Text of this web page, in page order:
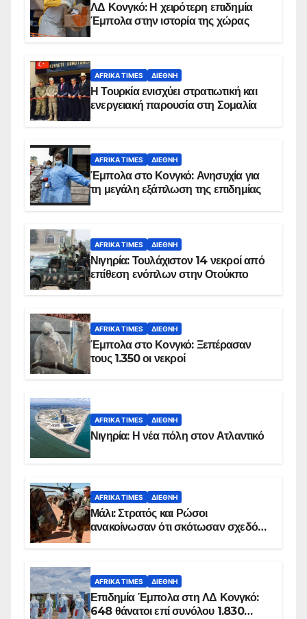
ΛΔ Κονγκό: Η χειρότερη επιδημία
Έμπολα στην ιστορία της χώρας
AFRIKA TIMES ΔΙΕΘΝΉ
Η Τουρκία ενισχύει στρατιωτική και
ενεργειακή παρουσία στη Σομαλία
AFRIKA TIMES ΔΙΕΘΝΉ
Έμπολα στο Κονγκό: Ανησυχία για
τη μεγάλη εξάπλωση της επιδημίας
AFRIKA TIMES ΔΙΕΘΝΉ
Νιγηρία: Τουλάχιστον 14 νεκροί από
επίθεση ενόπλων στην Οτούκπο
AFRIKA TIMES ΔΙΕΘΝΉ
Έμπολα στο Κονγκό: Ξεπέρασαν
τους 1.350 οι νεκροί
AFRIKA TIMES ΔΙΕΘΝΉ
Νιγηρία: Η νέα πόλη στον Ατλαντικό
AFRIKA TIMES ΔΙΕΘΝΉ
Μάλι: Στρατός και Ρώσοι
ανακοίνωσαν ότι σκότωσαν σχεδόν
AFRIKA TIMES ΔΙΕΘΝΉ
Επιδημία Έμπολα στη ΛΔ Κονγκό:
648 θάνατοι επί συνόλου 1.830